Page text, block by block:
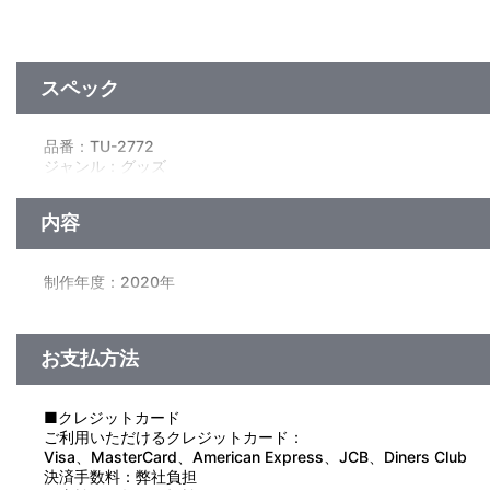
スペック
品番：TU-2772
ジャンル：グッズ
生産国：中国
内容
制作年度：2020年
こちらの商品は通常、学校指定衣装を着用していますが別売り
【使用上の注意】
●本商品の対象年齢は１５才以上です。対象年齢未満のお子様に
●火気には絶対に近づけないでください。
お支払方法
■クレジットカード
ご利用いただけるクレジットカード：
Visa、MasterCard、American Express、JCB、Diners Club
決済手数料：弊社負担